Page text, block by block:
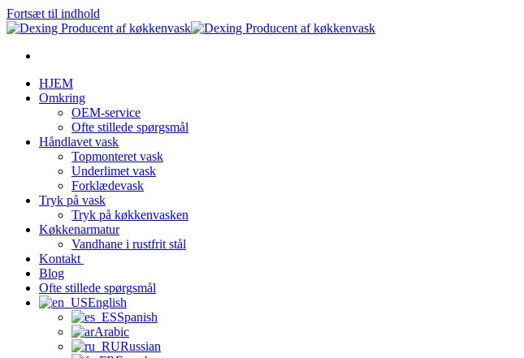
Fortsæt til indhold
HJEM
Omkring
OEM-service
Ofte stillede spørgsmål
Håndlavet vask
Topmonteret vask
Underlimet vask
Forklædevask
Tryk på vask
Tryk på køkkenvasken
Køkkenarmatur
Vandhane i rustfrit stål
Kontakt
Blog
Ofte stillede spørgsmål
English
Spanish
Arabic
Russian